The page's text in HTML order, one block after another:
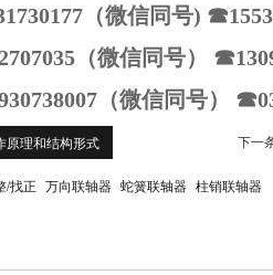
（微信同号)
（微信同号）
（微信同号）
原理和结构形式 下一
/找正 万向联轴器 蛇簧联轴器 柱销联轴器